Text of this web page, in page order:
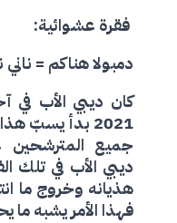
فقرة عشوائية:
دمبولا هناكم = ناني
كان ديبي الأب في
2021 بدأ يسبّ
جميع
ديبي الأب في تلك
هذيانه وخروج ما
فهذا الأمر يشبه ما